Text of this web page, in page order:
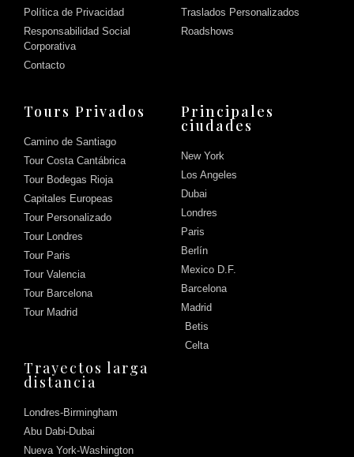
Política de Privacidad
Responsabilidad Social
Corporativa
Contacto
Traslados Personalizados
Roadshows
Tours Privados
Camino de Santiago
Tour Costa Cantábrica
Tour Bodegas Rioja
Capitales Europeas
Tour Personalizado
Tour Londres
Tour Paris
Tour Valencia
Tour Barcelona
Tour Madrid
Principales
ciudades
New York
Los Angeles
Dubai
Londres
Paris
Berlín
Mexico D.F.
Barcelona
Madrid
Betis
Celta
Trayectos larga
distancia
Londres-Birmingham
Abu Dabi-Dubai
Nueva York-Washington